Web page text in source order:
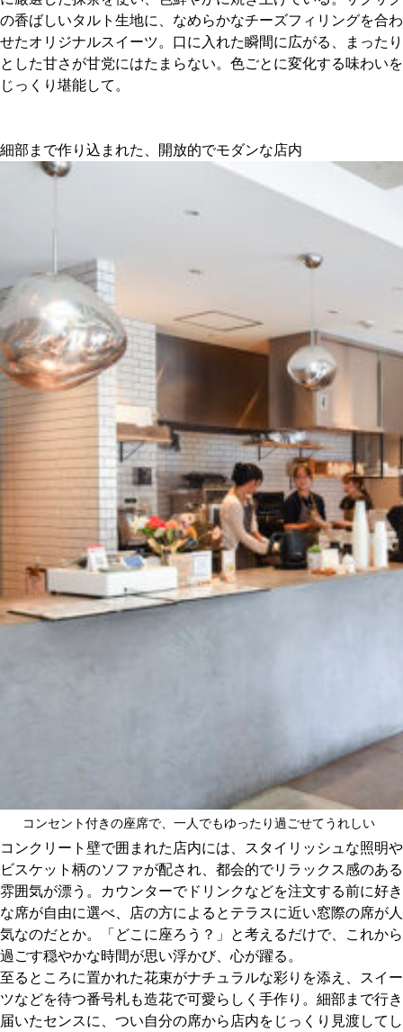
の香ばしいタルト生地に、なめらかなチーズフィリングを合わ
せたオリジナルスイーツ。口に入れた瞬間に広がる、まったり
とした甘さが甘党にはたまらない。色ごとに変化する味わいを
じっくり堪能して。
細部まで作り込まれた、開放的でモダンな店内
コンセント付きの座席で、一人でもゆったり過ごせてうれしい
コンクリート壁で囲まれた店内には、スタイリッシュな照明や
ビスケット柄のソファが配され、都会的でリラックス感のある
雰囲気が漂う。カウンターでドリンクなどを注文する前に好き
な席が自由に選べ、店の方によるとテラスに近い窓際の席が人
気なのだとか。「どこに座ろう？」と考えるだけで、これから
過ごす穏やかな時間が思い浮かび、心が躍る。
至るところに置かれた花束がナチュラルな彩りを添え、スイー
ツなどを待つ番号札も造花で可愛らしく手作り。細部まで行き
届いたセンスに、つい自分の席から店内をじっくり見渡してし